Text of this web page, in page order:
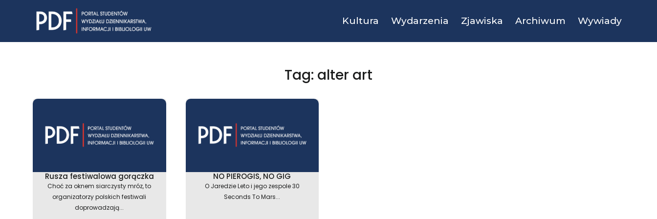
Kultura Wydarzenia Zjawiska Archiwum Wywiady
Tag: alter art
Rusza festiwalowa gorączka
Choć za oknem siarczysty mróz, to
organizatorzy polskich festiwali
doprowadzają...
NO PIEROGIS, NO GIG
O Jaredzie Leto i jego zespole 30
Seconds To Mars...